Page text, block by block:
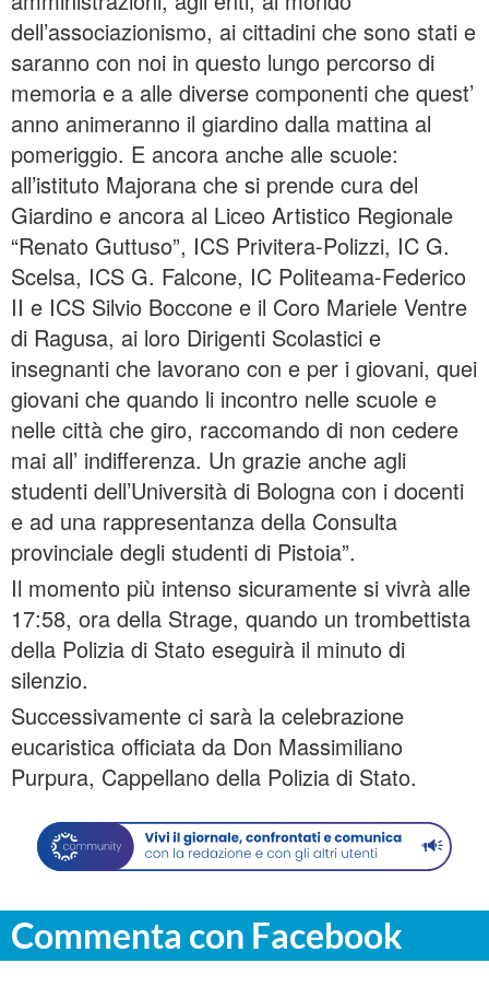
dell’associazionismo, ai cittadini che sono stati e
saranno con noi in questo lungo percorso di
memoria e a alle diverse componenti che quest’
anno animeranno il giardino dalla mattina al
pomeriggio. E ancora anche alle scuole:
all’istituto Majorana che si prende cura del
Giardino e ancora al Liceo Artistico Regionale
“Renato Guttuso”, ICS Privitera-Polizzi, IC G.
Scelsa, ICS G. Falcone, IC Politeama-Federico
II e ICS Silvio Boccone e il Coro Mariele Ventre
di Ragusa, ai loro Dirigenti Scolastici e
insegnanti che lavorano con e per i giovani, quei
giovani che quando li incontro nelle scuole e
nelle città che giro, raccomando di non cedere
mai all’ indifferenza. Un grazie anche agli
studenti dell’Università di Bologna con i docenti
e ad una rappresentanza della Consulta
provinciale degli studenti di Pistoia”.
Il momento più intenso sicuramente si vivrà alle
17:58, ora della Strage, quando un trombettista
della Polizia di Stato eseguirà il minuto di
silenzio.
Successivamente ci sarà la celebrazione
eucaristica officiata da Don Massimiliano
Purpura, Cappellano della Polizia di Stato.
Commenta con Facebook